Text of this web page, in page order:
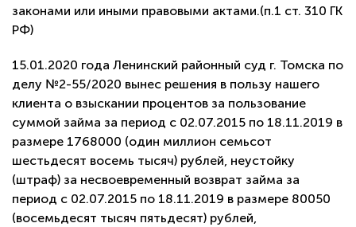
законами или иными правовыми актами.(п.1 ст. 310 ГК
РФ)
15.01.2020 года Ленинский районный суд г. Томска по
делу №2-55/2020 вынес решения в пользу нашего
клиента о взыскании процентов за пользование
суммой займа за период с 02.07.2015 по 18.11.2019 в
размере 1768000 (один миллион семьсот
шестьдесят восемь тысяч) рублей, неустойку
(штраф) за несвоевременный возврат займа за
период с 02.07.2015 по 18.11.2019 в размере 80050
(восемьдесят тысяч пятьдесят) рублей,